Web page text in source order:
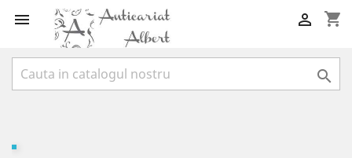
 shopping_cart

